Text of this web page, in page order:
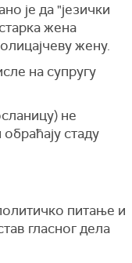
је да "језички
жена
жену.
на супругу
не
стаду
питање и
гласног дела